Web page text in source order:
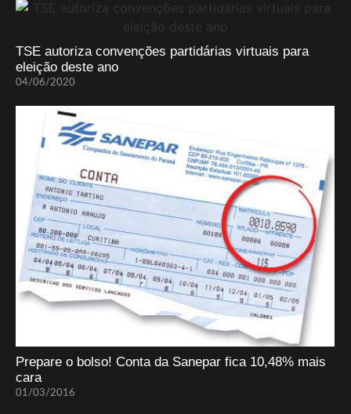
TSE autoriza convenções partidárias virtuais para
eleição deste ano
04/06/2020
Prepare o bolso! Conta da Sanepar fica 10,48% mais
cara
01/03/2016